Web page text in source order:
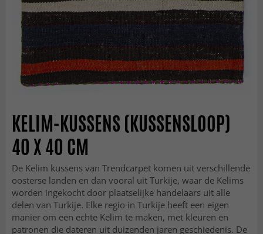
KELIM-KUSSENS (KUSSENSLOOP)
40 X 40 CM
De Kelim kussens van Trendcarpet komen uit verschillende
oosterse landen en dan vooral uit Turkije, waar de Kelims
worden ingekocht door plaatselijke handelaars uit alle
delen van Turkije. Elke regio in Turkije heeft een eigen
manier om een echte Kelim te maken, met kleuren en
patronen die dateren uit duizenden jaren geschiedenis. De